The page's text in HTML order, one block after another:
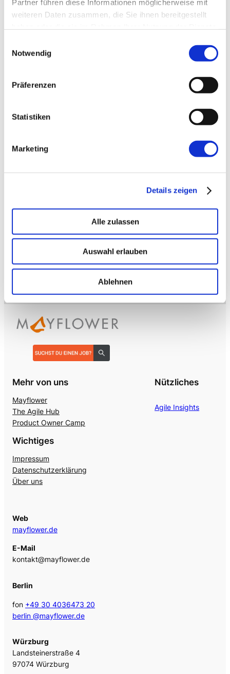
Partner führen diese Informationen möglicherweise mit
weiteren Daten zusammen, die Sie ihnen bereitgestellt
Notwendig
Präferenzen
Statistiken
Marketing
Details zeigen
Alle zulassen
Auswahl erlauben
Ablehnen
KI-Fundament für Unternehmen. On-prem.
Citizen Developer bauen Apps, IT hält die Kontrolle.
Enterprise VoiceAI→ VOICE
Realtime S2S, keine SaaS-Pipeline. Integriert in alle
gängigen Telefonanlagen.
Mehr von uns
Mayflower
The Agile Hub
Product Owner Camp
Nützliches
Agile Insights
Wichtiges
Impressum
Datenschutzerklärung
Über uns
Web
mayflower.de
E-Mail
kontakt@mayflower.de
Berlin
fon +49 30 4036473 20
berlin @mayflower.de
Würzburg
Landsteinerstraße 4
97074 Würzburg